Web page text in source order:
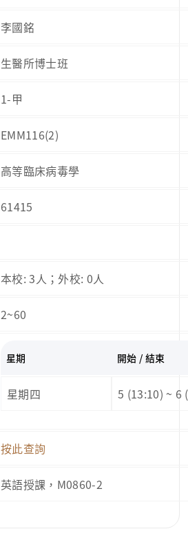
李國銘
生醫所博士班
1-甲
EMM116(2)
高等臨床病毒學
61415
本校: 3人；外校: 0人
2~60
星期 開始 / 結束
星期四 5 (13:10) ~ 6
按此查詢
英語授課，M0860-2